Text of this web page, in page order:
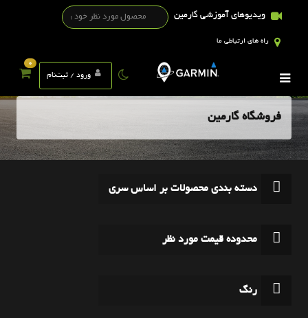
ویدیوهای آموزشی گارمین
راه های ارتباطی ما
ورود / ثبت‌نام
0
فروشگاه گارمین
دسته بندی محصولات بر اساس سری
محدوده قیمت مورد نظر
رنگ